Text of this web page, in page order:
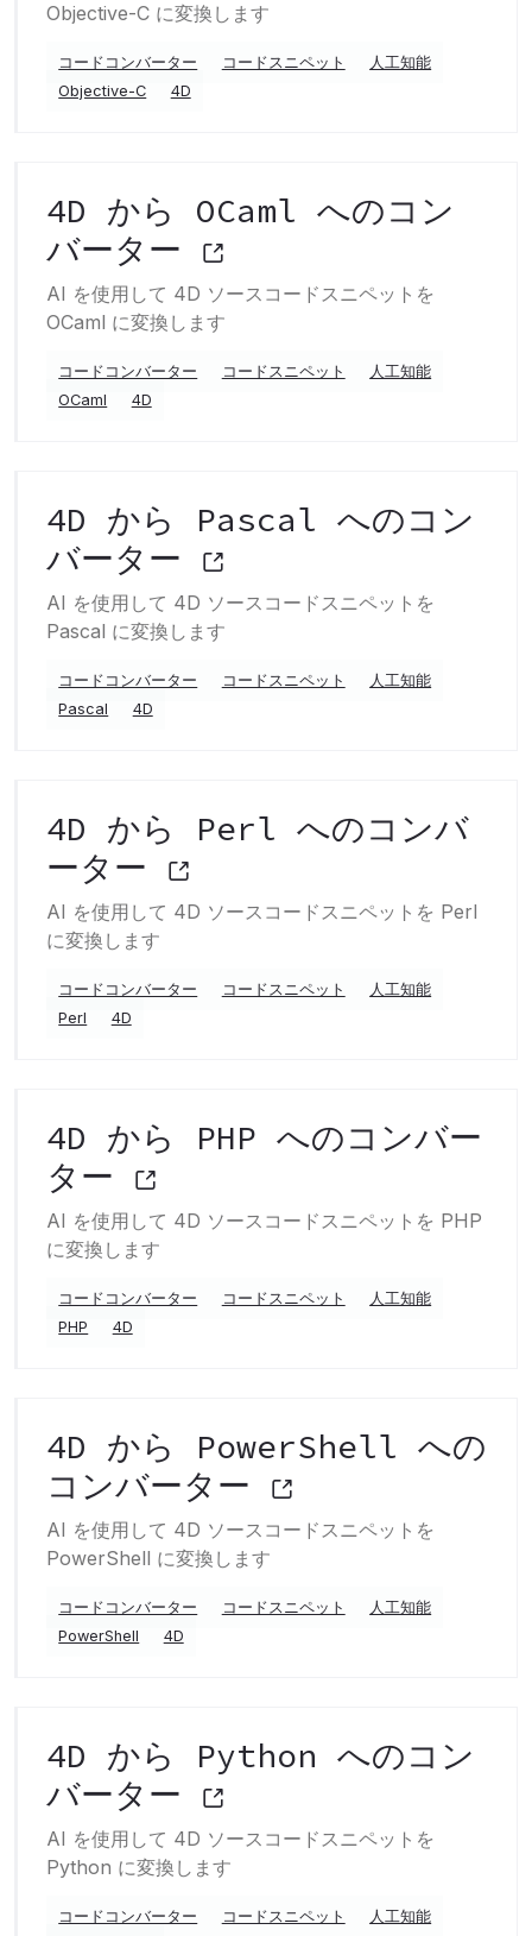
Objective-C に変換します
コードコンバーター コードスニペット
人工知能
Objective-C
4D
4D から OCaml へのコン
バーター
AI を使用して 4D ソースコードスニペットを
OCaml に変換します
コードコンバーター コードスニペット
人工知能
OCaml
4D
4D から Pascal へのコン
バーター
AI を使用して 4D ソースコードスニペットを
Pascal に変換します
コードコンバーター コードスニペット
人工知能
Pascal
4D
4D から Perl へのコンバ
ーター
AI を使用して 4D ソースコードスニペットを Perl
に変換します
コードコンバーター コードスニペット
人工知能
Perl
4D
4D から PHP へのコンバー
ター
AI を使用して 4D ソースコードスニペットを PHP
に変換します
コードコンバーター コードスニペット
人工知能
PHP
4D
4D から PowerShell への
コンバーター
AI を使用して 4D ソースコードスニペットを
PowerShell に変換します
コードコンバーター コードスニペット
人工知能
PowerShell
4D
4D から Python へのコン
バーター
AI を使用して 4D ソースコードスニペットを
Python に変換します
コードコンバーター コードスニペット 人工知能